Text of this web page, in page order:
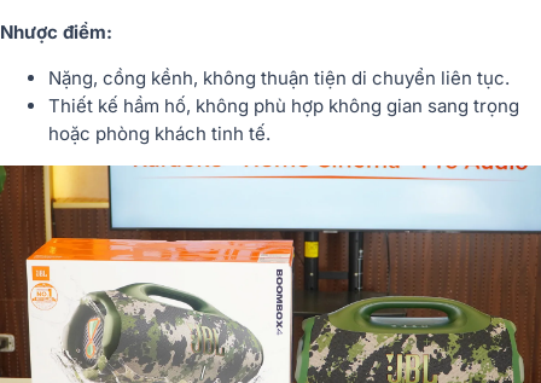
Nhược điểm:
Nặng, cồng kềnh, không thuận tiện di chuyển liên tục.
Thiết kế hầm hố, không phù hợp không gian sang trọng
hoặc phòng khách tinh tế.